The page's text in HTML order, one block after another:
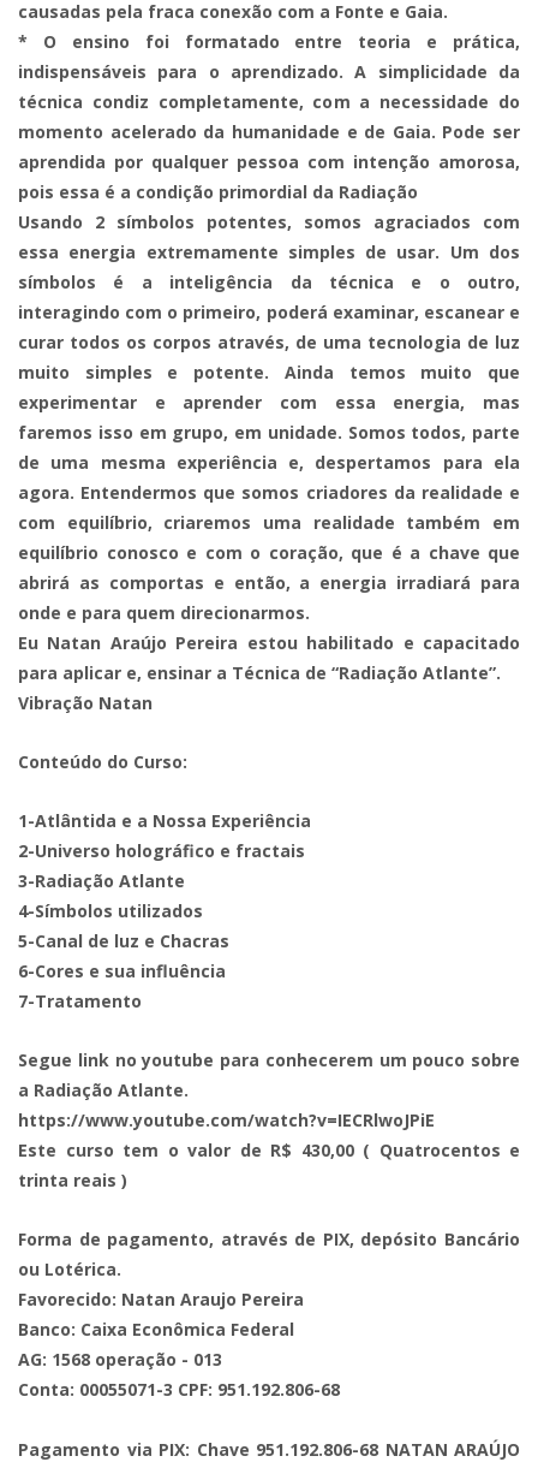
causadas pela fraca conexão com a Fonte e Gaia.
* O ensino foi formatado entre teoria e prática,
indispensáveis para o aprendizado. A simplicidade da
técnica condiz completamente, com a necessidade do
momento acelerado da humanidade e de Gaia. Pode ser
aprendida por qualquer pessoa com intenção amorosa,
pois essa é a condição primordial da Radiação
Usando 2 símbolos potentes, somos agraciados com
essa energia extremamente simples de usar. Um dos
símbolos é a inteligência da técnica e o outro,
interagindo com o primeiro, poderá examinar, escanear e
curar todos os corpos através, de uma tecnologia de luz
muito simples e potente. Ainda temos muito que
experimentar e aprender com essa energia, mas
faremos isso em grupo, em unidade. Somos todos, parte
de uma mesma experiência e, despertamos para ela
agora. Entendermos que somos criadores da realidade e
com equilíbrio, criaremos uma realidade também em
equilíbrio conosco e com o coração, que é a chave que
abrirá as comportas e então, a energia irradiará para
onde e para quem direcionarmos.
Eu Natan Araújo Pereira estou habilitado e capacitado
para aplicar e, ensinar a Técnica de “Radiação Atlante”.
Vibração Natan
Conteúdo do Curso:
1-Atlântida e a Nossa Experiência
2-Universo holográfico e fractais
3-Radiação Atlante
4-Símbolos utilizados
5-Canal de luz e Chacras
6-Cores e sua influência
7-Tratamento
Segue link no youtube para conhecerem um pouco sobre
a Radiação Atlante.
https://www.youtube.com/watch?v=IECRlwoJPiE
Este curso tem o valor de R$ 430,00 ( Quatrocentos e
trinta reais )
Forma de pagamento, através de PIX, depósito Bancário
ou Lotérica.
Favorecido: Natan Araujo Pereira
Banco: Caixa Econômica Federal
AG: 1568 operação - 013
Conta: 00055071-3 CPF: 951.192.806-68
Pagamento via PIX: Chave 951.192.806-68 NATAN ARAÚJO